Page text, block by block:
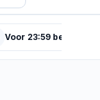
Voor 23:59 besteld,